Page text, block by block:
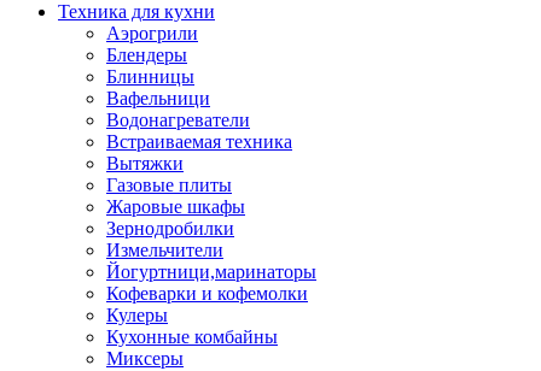
Техника для кухни
Аэрогрили
Блендеры
Блинницы
Вафельници
Водонагреватели
Встраиваемая техника
Вытяжки
Газовые плиты
Жаровые шкафы
Зернодробилки
Измельчители
Йогуртници,маринаторы
Кофеварки и кофемолки
Кулеры
Кухонные комбайны
Миксеры